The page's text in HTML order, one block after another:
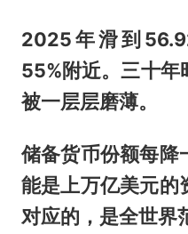
2025年滑到
55%附近。三十年
被一层层磨薄。
储备货币份额每降
能是上万亿美元的
对应的，是全世界